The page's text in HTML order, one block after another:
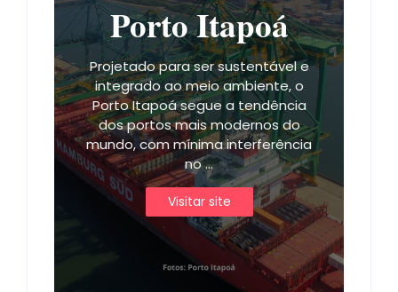
Porto Itapoá
Projetado para ser sustentável e
integrado ao meio ambiente, o
Porto Itapoá segue a tendência
dos portos mais modernos do
mundo, com mínima interferência
no ...
Visitar site